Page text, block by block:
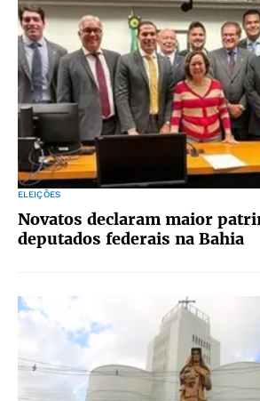
ELEIÇÕES
Novatos declaram maior
deputados federais na Bahia